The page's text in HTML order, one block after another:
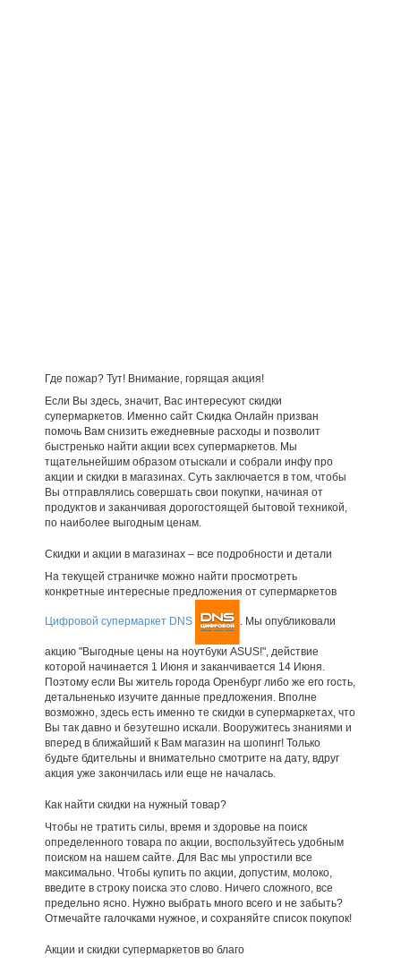
Где пожар? Тут! Внимание, горящая акция!
Если Вы здесь, значит, Вас интересуют скидки
супермаркетов. Именно сайт Скидка Онлайн призван
помочь Вам снизить ежедневные расходы и позволит
быстренько найти акции всех супермаркетов. Мы
тщательнейшим образом отыскали и собрали инфу про
акции и скидки в магазинах. Суть заключается в том, чтобы
Вы отправлялись совершать свои покупки, начиная от
продуктов и заканчивая дорогостоящей бытовой техникой,
по наиболее выгодным ценам.
Скидки и акции в магазинах – все подробности и детали
На текущей страничке можно найти просмотреть
конкретные интересные предложения от супермаркетов
Цифровой супермаркет DNS . Мы опубликовали
акцию "Выгодные цены на ноутбуки ASUS!", действие
которой начинается 1 Июня и заканчивается 14 Июня.
Поэтому если Вы житель города Оренбург либо же его гость,
детальненько изучите данные предложения. Вполне
возможно, здесь есть именно те скидки в супермаркетах, что
Вы так давно и безутешно искали. Вооружитесь знаниями и
вперед в ближайший к Вам магазин на шопинг! Только
будьте бдительны и внимательно смотрите на дату, вдруг
акция уже закончилась или еще не началась.
Как найти скидки на нужный товар?
Чтобы не тратить силы, время и здоровье на поиск
определенного товара по акции, воспользуйтесь удобным
поиском на нашем сайте. Для Вас мы упростили все
максимально. Чтобы купить по акции, допустим, молоко,
введите в строку поиска это слово. Ничего сложного, все
предельно ясно. Нужно выбрать много всего и не забыть?
Отмечайте галочками нужное, и сохраняйте список покупок!
Акции и скидки супермаркетов во благо